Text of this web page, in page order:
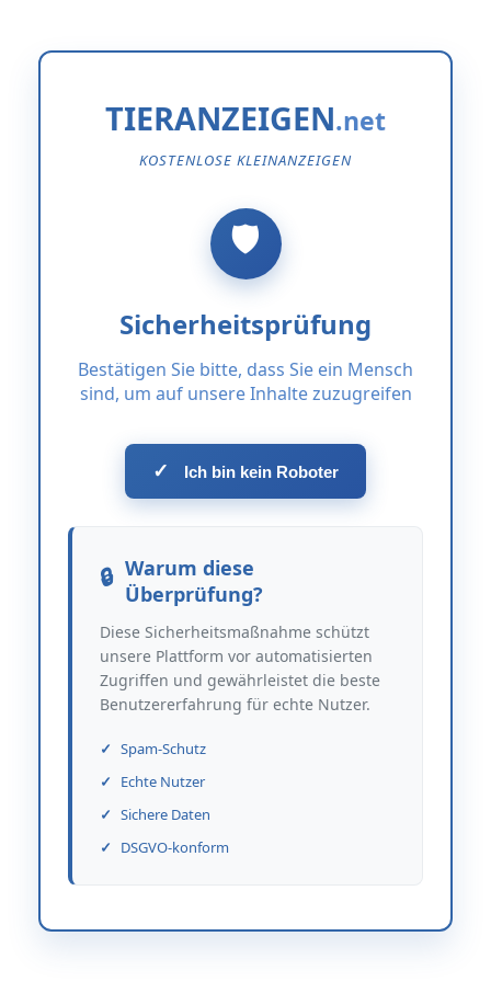
TIERANZEIGEN
KOSTENLOSE KLEINANZEIGEN
Sicherheitsprüfung
Bestätigen Sie bitte, dass Sie ein Mensch
sind, um auf unsere Inhalte zuzugreifen
✓ Ich bin kein Roboter
Warum diese
Überprüfung?
Diese Sicherheitsmaßnahme schützt
unsere Plattform vor automatisierten
Zugriffen und gewährleistet die beste
Benutzererfahrung für echte Nutzer.
Spam-Schutz
Echte Nutzer
Sichere Daten
DSGVO-konform